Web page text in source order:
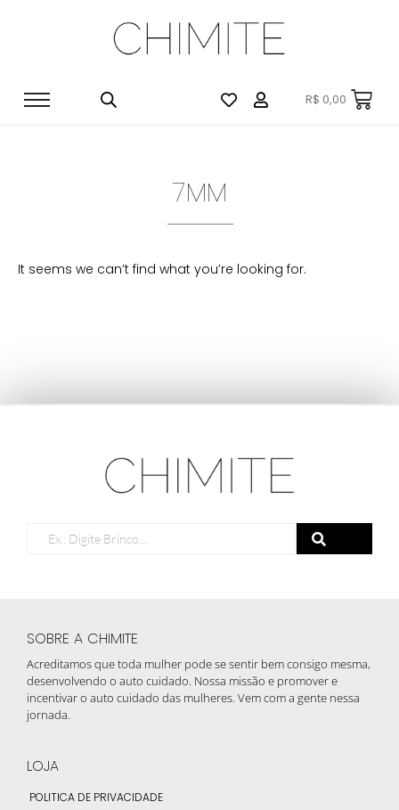
R$ 0,00
7MM
It seems we can’t find what you’re looking for.
SOBRE A CHIMITE
Acreditamos que toda mulher pode se sentir bem consigo mesma,
desenvolvendo o auto cuidado. Nossa missão e promover e
incentivar o auto cuidado das mulheres. Vem com a gente nessa
jornada.
LOJA
POLITICA DE PRIVACIDADE